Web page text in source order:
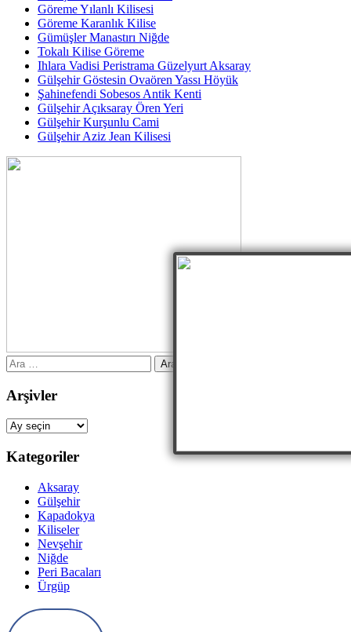
Göreme Yılanlı Kilisesi
Göreme Karanlık Kilise
Gümüşler Manastırı Niğde
Tokalı Kilise Göreme
Ihlara Vadisi Peristrama Güzelyurt Aksaray
Gülşehir Göstesin Ovaören Yassı Höyük
Şahinefendi Sobesos Antik Kenti
Gülşehir Açıksaray Ören Yeri
Gülşehir Kurşunlu Cami
Gülşehir Aziz Jean Kilisesi
Arama:
Arşivler
Arşivler
Kategoriler
Aksaray
Gülşehir
Kapadokya
Kiliseler
Nevşehir
Niğde
Peri Bacaları
Ürgüp